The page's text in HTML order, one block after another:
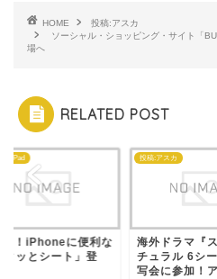
HOME
投稿:アスカ
ソーシャル・ショッピング・サイト「
場へ
RELATED POST
・iPad
！iPhoneに便利な
タッとシート」登
投稿:アスカ
海外ドラマ『
チュラル 6シ
写会に参加！